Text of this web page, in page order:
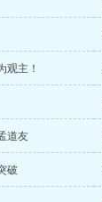
观主！
道友
破